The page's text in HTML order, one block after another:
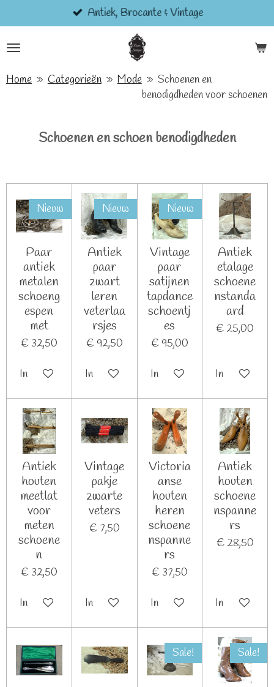
direct
naar
hoofdinhoud
Antiek, Brocante & Vintage
Home » Categorieën » Mode » Schoenen en
benodigdheden voor schoenen
Schoenen en schoen benodigdheden
Nieuw
Paar
antiek
metalen
schoeng
espen
met
€ 32,50
In winkelwagen
Nieuw
Antiek
paar
zwart
leren
veterlaa
rsjes
€ 92,50
In winkelwagen
Nieuw
Vintage
paar
satijnen
tapdance
schoentj
es
€ 95,00
In winkelwagen
Antiek
etalage
schoene
nstanda
ard
€ 25,00
In
Antiek
houten
meetlat
voor
meten
schoene
n
€ 32,50
In winkelwagen
Vintage
pakje
zwarte
veters
€ 7,50
In winkelwagen
Victoria
anse
houten
heren
schoene
nspanne
rs
€ 37,50
In winkelwagen
Antiek
houten
schoene
nspanne
rs
€ 28,50
In
Sale! Sale!